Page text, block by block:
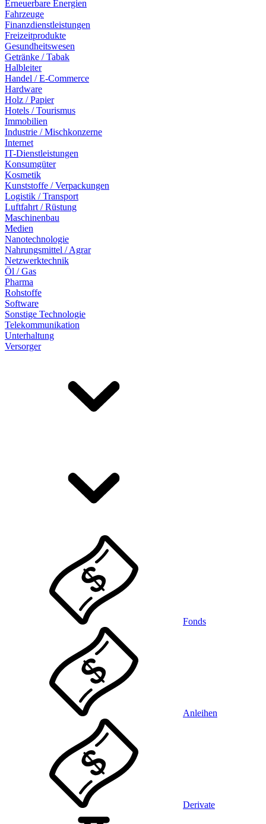
Erneuerbare Energien
Fahrzeuge
Finanzdienstleistungen
Freizeitprodukte
Gesundheitswesen
Getränke / Tabak
Halbleiter
Handel / E-Commerce
Hardware
Holz / Papier
Hotels / Tourismus
Immobilien
Industrie / Mischkonzerne
Internet
IT-Dienstleistungen
Konsumgüter
Kosmetik
Kunststoffe / Verpackungen
Logistik / Transport
Luftfahrt / Rüstung
Maschinenbau
Medien
Nanotechnologie
Nahrungsmittel / Agrar
Netzwerktechnik
Öl / Gas
Pharma
Rohstoffe
Software
Sonstige Technologie
Telekommunikation
Unterhaltung
Versorger
Fonds
Anleihen
Derivate